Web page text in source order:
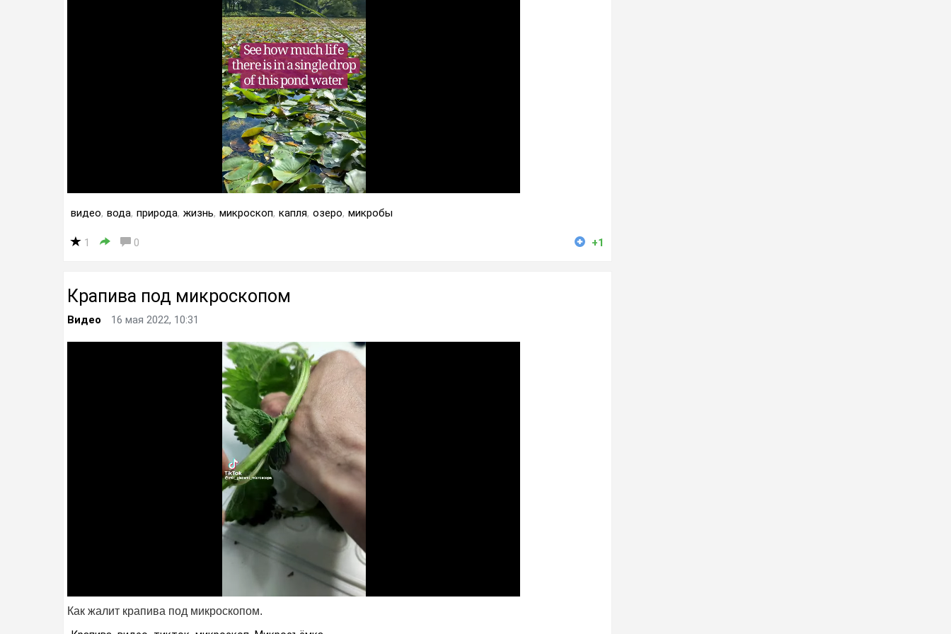
видео, вода, природа, жизнь, микроскоп, капля, озеро, микробы
1 0 +1
Крапива под микроскопом
Видео 16 мая 2022, 10:31
Как жалит крапива под микроскопом⁠⁠.